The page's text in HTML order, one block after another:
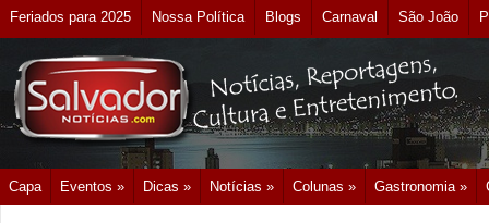
Feriados para 2025 Nossa Política Blogs Carnaval São João
Capa Eventos » Dicas » Notícias » Colunas » Gastronomia »